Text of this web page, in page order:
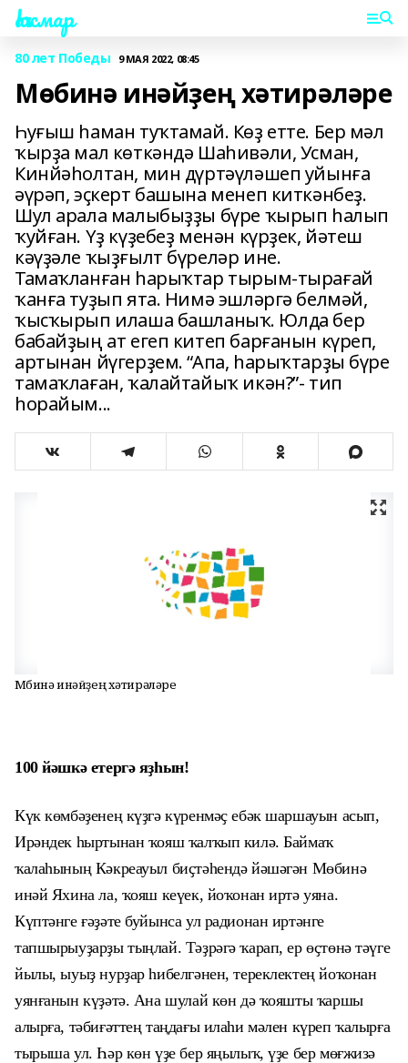
Һаҡмар
80 лет Победы 9 МАЯ 2022, 08:45
Мөбинә инәйҙең хәтирәләре
Һуғыш һаман туҡтамай. Көҙ етте. Бер мәл
ҡырҙа мал көткәндә Шаһивәли, Усман,
Кинйәһолтан, мин дүртәүләшеп уйынға
әүрәп, эҫкерт башына менеп киткәнбеҙ.
Шул арала малыбыҙҙы бүре ҡырып һалып
ҡуйған. Үҙ күҙебеҙ менән күрҙек, йәтеш
кәүҙәле ҡыҙғылт бүреләр ине.
Тамаҡланған һарыҡтар тырым-тырағай
ҡанға туҙып ята. Нимә эшләргә белмәй,
ҡысҡырып илаша башланыҡ. Юлда бер
бабайҙың ат егеп китеп барғанын күреп,
артынан йүгерҙем. “Апа, һарыҡтарҙы бүре
тамаҡлаған, ҡалайтайыҡ икән?”- тип
һорайым...
Мөбинә инәйҙең хәтирәләре
100 йәшкә етергә яҙһын!
Күк көмбәҙенең күҙгә күренмәҫ ебәк шаршауын асып,
Ирәндек һыртынан ҡояш ҡалҡып килә. Баймаҡ
ҡалаһының Кәкреауыл биҫтәһендә йәшәгән Мөбинә
инәй Яхинала, ҡояш кеүек, йоҡонан иртә уяна.
Күптәнге ғәҙәте буйынса ул радионан иртәнге
тапшырыуҙарҙы тыңлай. Тәҙрәгә ҡарап, ер өҫтөнә тәүге
йылы, ыуыҙ нурҙар һибелгәнен, тереклектең йоҡонан
уянғанын күҙәтә. Ана шулай көн дә ҡояшты ҡаршы
алырға, тәбиғәттең таңдағы илаһи мәлен күреп ҡалырға
тырыша ул. Һәр көн үҙе бер яңылыҡ, үҙе бер мөғжизә